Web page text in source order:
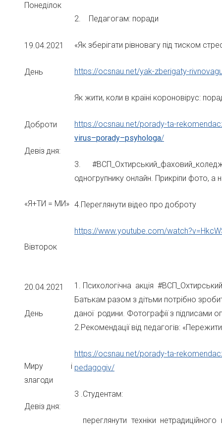
Понеділок
19.04.2021
День
Доброти
Девіз дня:
«Я+ТИ = МИ»
2. Педагогам: поради
«Як зберігати рівновагу під тиском
https://ocsnau.net/yak-zberigaty-
Як жити, коли в країні короновірус:
https://ocsnau.net/porady-ta-
virus–porady–psyhologa/
3.
одногрупнику онлайн. Прикріпи фото, а
4.Переглянути відео про доброту
https://www.youtube.com/
Вівторок
20.04.2021
День
Миру і
злагоди
Девіз дня:
1. Психологічна акція
Батькам разом з дітьми потрібно
даної родини. Фотографії з підписами
2.Рекомендації від педагогів:
https://ocsnau.net/porady-ta-
pedagogiv/
3 .Студентам:
переглянути техніки